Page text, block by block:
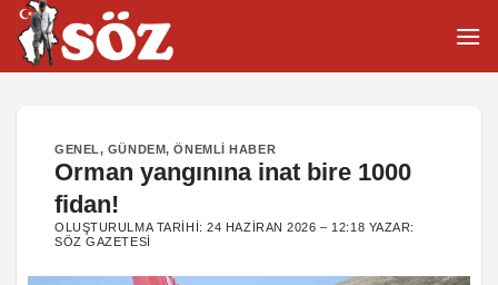
İçeriğe
atla
GENEL, GÜNDEM,ÖNEMLI HABER
Orman yangınına inat bire 1000
fidan!
OLUŞTURULMA TARIHI:24 HAZIRAN 2026 – 12:18 YAZAR:
SÖZ GAZETESI